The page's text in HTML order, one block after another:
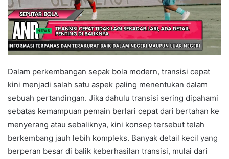
Dalam perkembangan sepak bola modern, transisi cepat
kini menjadi salah satu aspek paling menentukan dalam
sebuah pertandingan. Jika dahulu transisi sering dipahami
sebatas kemampuan pemain berlari cepat dari bertahan ke
menyerang atau sebaliknya, kini konsep tersebut telah
berkembang jauh lebih kompleks. Banyak detail kecil yang
berperan besar di balik keberhasilan transisi, mulai dari